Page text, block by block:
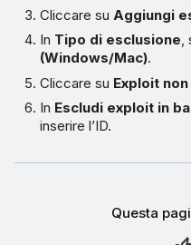
Cliccare suAggiungi
In Tipo di esclusione,
(Windows/Mac).
Cliccare su Exploit
In Escludi exploit in
inserire l’ID.
Questa